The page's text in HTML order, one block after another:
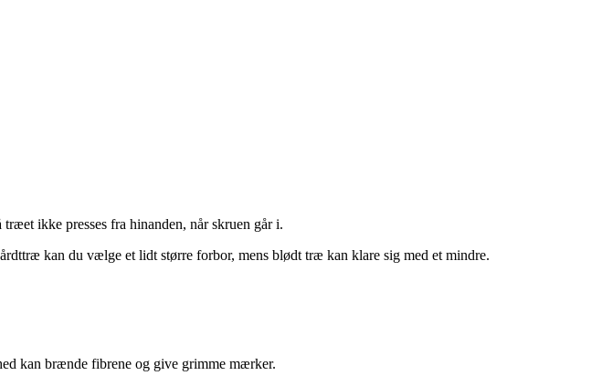
ikke presses fra hinanden, når skruen går i.
kan du vælge et lidt større forbor, mens blødt træ kan klare sig med et mindre.
kan brænde fibrene og give grimme mærker.